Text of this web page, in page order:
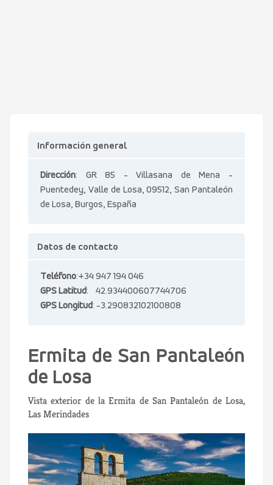
Información general
Dirección: GR 85 - Villasana de Mena -
Puentedey, Valle de Losa, 09512, San Pantaleón
de Losa, Burgos, España
Datos de contacto
Teléfono:+34 947 194 046
GPS Latitud: 42.934400607744706
GPS Longitud: -3.290832102100808
Ermita de San Pantaleón
de Losa
Vista exterior de la Ermita de San Pantaleón de Losa,
Las Merindades